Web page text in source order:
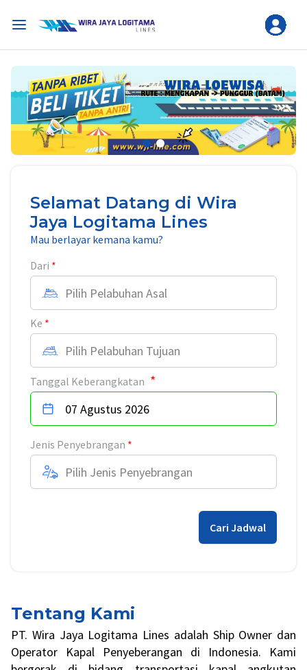
Selamat Datang di Wira
Jaya Logitama Lines
Mau berlayar kemana kamu?
Dari
Pilih Pelabuhan Asal
Ke
Pilih Pelabuhan Tujuan
Tanggal Keberangkatan
Jenis Penyebrangan
Pilih Jenis Penyebrangan
Cari Jadwal
Tentang Kami
PT. Wira Jaya Logitama Lines adalah Ship Owner dan
Operator Kapal Penyeberangan di Indonesia. Kami